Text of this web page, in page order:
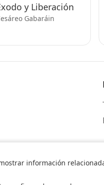
y Liberación
Gabaráin
información